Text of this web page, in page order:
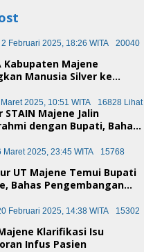
Februari 2025, 18:26 WITA
20040
Kabupaten Majene
Manusia Silver ke
2025, 10:51 WITA 16828 Lihat
STAIN Majene Jalin
dengan Bupati, Bahas
Maret 2025, 23:45 WITA
15768
UT Majene Temui Bupati
Bahas Pengembangan
Februari 2025, 14:38 WITA
15302
Majene Klarifikasi Isu
Infus Pasien